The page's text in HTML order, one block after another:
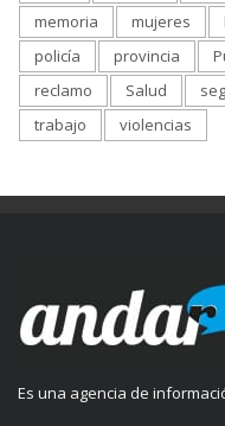
memoria
mujeres
policía
provincia
reclamo
Salud
trabajo
violencias
Es una agencia de